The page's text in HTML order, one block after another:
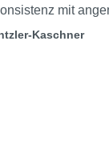
mit
und hoher
bei der
Kaschner